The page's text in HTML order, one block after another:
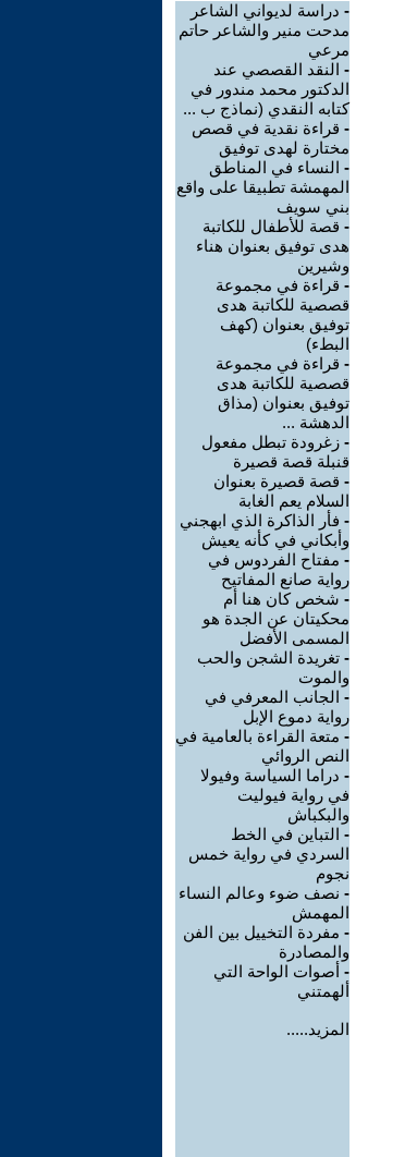
- دراسة لديواني الشاعر
مدحت منير والشاعر حاتم
مرعي
- النقد القصصي عند
الدكتور محمد مندور في
كتابه النقدي (نماذج ب ...
- قراءة نقدية في قصص
مختارة لهدى توفيق
- النساء في المناطق
المهمشة تطبيقا على واقع
بني سويف
- قصة للأطفال للكاتبة
هدى توفيق بعنوان هناء
وشيرين
- قراءة في مجموعة
قصصية للكاتبة هدى
توفيق بعنوان (كهف
البطء)
- قراءة في مجموعة
قصصية للكاتبة هدى
توفيق بعنوان (مذاق
الدهشة ...
- زغرودة تبطل مفعول
قنبلة قصة قصيرة
- قصة قصيرة بعنوان
السلام يعم الغابة
- فأر الذاكرة الذي ابهجني
وأبكاني في كأنه يعيش
- مفتاح الفردوس في
رواية صانع المفاتيح
- شخص كان هنا أم
محكيتان عن الجدة هو
المسمى الأفضل
- تغريدة الشجن والحب
والموت
- الجانب المعرفي في
رواية دموع الإبل
- متعة القراءة بالعامية في
النص الروائي
- دراما السياسة وفيولا
في رواية فيوليت
والبكباش
- التباين في الخط
السردي في رواية خمس
نجوم
- نصف ضوء وعالم النساء
المهمش
- مفردة التخييل بين الفن
والمصادرة
- أصوات الواحة التي
ألهمتني
المزيد.....